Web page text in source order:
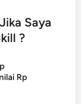
Saya
?
Rp